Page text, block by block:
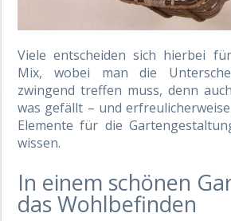
Viele entscheiden sich hierbei
Mix, wobei man die
zwingend treffen muss, denn
was gefällt – und
Elemente für die
wissen.
In einem schönen
das Wohlbefinden